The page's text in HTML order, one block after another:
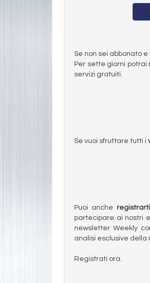
Se non sei abbonato
Per sette giorni
servizi gratuiti.
Se vuoi sfruttare tutti i
Puoi anche
partecipare ai nostri
newsletter Weekly
analisi esclusive della
Registrati ora.